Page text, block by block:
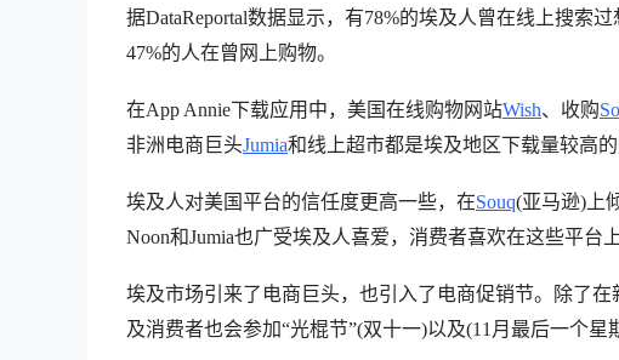
据DataReportal数据显示，有78%的埃及人曾在线上搜索
47%的人在曾网上购物。
在App Annie下载应用中，美国在线购物网站Wish、收购
非洲电商巨头Jumia和线上超市都是埃及地区下载量较高的
埃及人对美国平台的信任度更高一些，在Souq(亚马逊)上
Noon和Jumia也广受埃及人喜爱，消费者喜欢在这些平台
埃及市场引来了电商巨头，也引入了电商促销节。除了在
及消费者也会参加“光棍节”(双十一)以及(11月最后一个星